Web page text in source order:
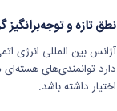
نطق تازه و توجه‌برانگیز
آژانس بین المللی انرژی
دارد توانمندی‌های
اختیار داشته باشد.